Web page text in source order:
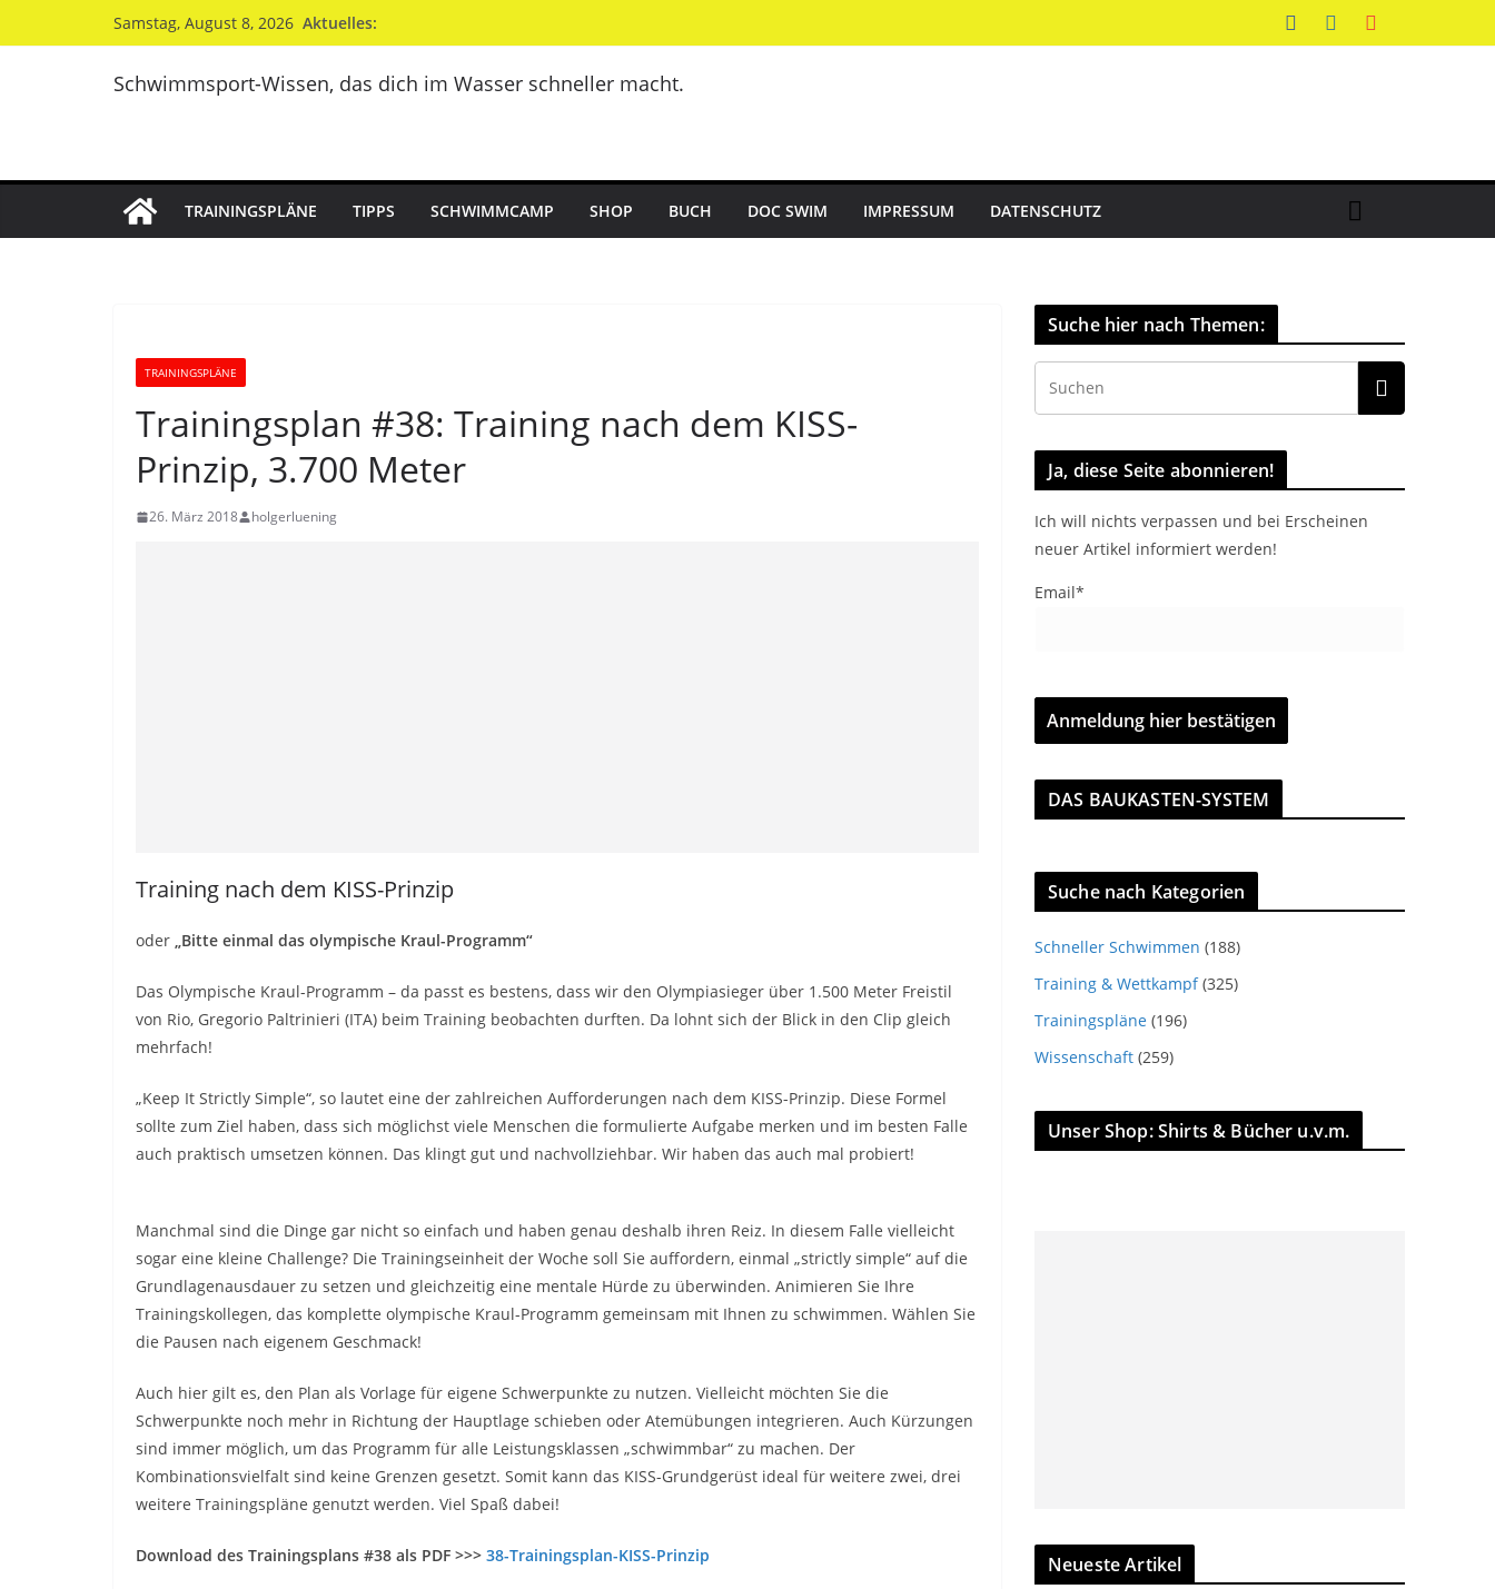
Inhalt
Samstag, August 8, 2026 Aktuelles:
Schwimmsport-Wissen, das dich im Wasser schneller macht.
TRAININGSPLÄNE TIPPS SCHWIMMCAMP SHOP BUCH DOC SWIM IMPRESSUM DATENSCHUTZ
TRAININGSPLÄNE
Trainingsplan #38: Training nach dem KISS-
Prinzip, 3.700 Meter
26. März 2018 holgerluening
Training nach dem KISS-Prinzip
oder „Bitte einmal das olympische Kraul-Programm“
Das Olympische Kraul-Programm – da passt es bestens, dass wir den Olympiasieger über 1.500 Meter Freistil
von Rio, Gregorio Paltrinieri (ITA) beim Training beobachten durften. Da lohnt sich der Blick in den Clip gleich
mehrfach!
„Keep It Strictly Simple“, so lautet eine der zahlreichen Aufforderungen nach dem KISS-Prinzip. Diese Formel
sollte zum Ziel haben, dass sich möglichst viele Menschen die formulierte Aufgabe merken und im besten Falle
auch praktisch umsetzen können. Das klingt gut und nachvollziehbar. Wir haben das auch mal probiert!
Manchmal sind die Dinge gar nicht so einfach und haben genau deshalb ihren Reiz. In diesem Falle vielleicht
sogar eine kleine Challenge? Die Trainingseinheit der Woche soll Sie auffordern, einmal „strictly simple“ auf die
Grundlagenausdauer zu setzen und gleichzeitig eine mentale Hürde zu überwinden. Animieren Sie Ihre
Trainingskollegen, das komplette olympische Kraul-Programm gemeinsam mit Ihnen zu schwimmen. Wählen Sie
die Pausen nach eigenem Geschmack!
Auch hier gilt es, den Plan als Vorlage für eigene Schwerpunkte zu nutzen. Vielleicht möchten Sie die
Schwerpunkte noch mehr in Richtung der Hauptlage schieben oder Atemübungen integrieren. Auch Kürzungen
sind immer möglich, um das Programm für alle Leistungsklassen „schwimmbar“ zu machen. Der
Kombinationsvielfalt sind keine Grenzen gesetzt. Somit kann das KISS-Grundgerüst ideal für weitere zwei, drei
weitere Trainingspläne genutzt werden. Viel Spaß dabei!
Download des Trainingsplans #38 als PDF >>> 38-Trainingsplan-KISS-Prinzip
Suche hier nach Themen:
Ja, diese Seite abonnieren!
Ich will nichts verpassen und bei Erscheinen
neuer Artikel informiert werden!
Email*
DAS BAUKASTEN-SYSTEM
Suche nach Kategorien
Schneller Schwimmen (188)
Training & Wettkampf(325)
Trainingspläne (196)
Wissenschaft (259)
Unser Shop: Shirts & Bücher u.v.m.
Neueste Artikel